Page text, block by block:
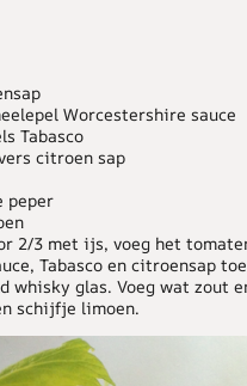
Worcestershire sauce
Tabasco
citroen sap
peper
2/3 met ijs, voeg het
Tabasco en citroensap
whisky glas. Voeg wat zout
schijfje limoen.